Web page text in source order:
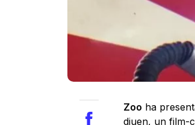
Zoo ha
diuen, un film-